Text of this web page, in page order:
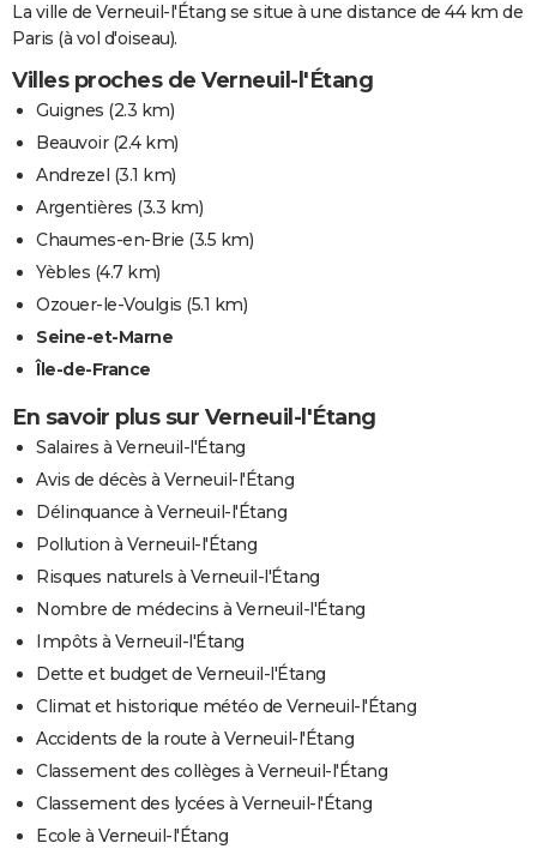
La ville de Verneuil-l'Étang se situe à une distance de 44 km de
Paris (à vol d'oiseau).
Villes proches de Verneuil-l'Étang
Guignes (2.3 km)
Beauvoir(2.4 km)
Andrezel (3.1 km)
Argentières (3.3 km)
Chaumes-en-Brie (3.5 km)
Yèbles (4.7 km)
Ozouer-le-Voulgis (5.1 km)
Seine-et-Marne
Île-de-France
En savoir plus sur Verneuil-l'Étang
Salaires à Verneuil-l'Étang
Avis de décès à Verneuil-l'Étang
Délinquance à Verneuil-l'Étang
Pollution à Verneuil-l'Étang
Risques naturels à Verneuil-l'Étang
Nombre de médecins à Verneuil-l'Étang
Impôts à Verneuil-l'Étang
Dette et budget de Verneuil-l'Étang
Climat et historique météo de Verneuil-l'Étang
Accidents de la route à Verneuil-l'Étang
Classement des collèges à Verneuil-l'Étang
Classement des lycées à Verneuil-l'Étang
Ecole à Verneuil-l'Étang